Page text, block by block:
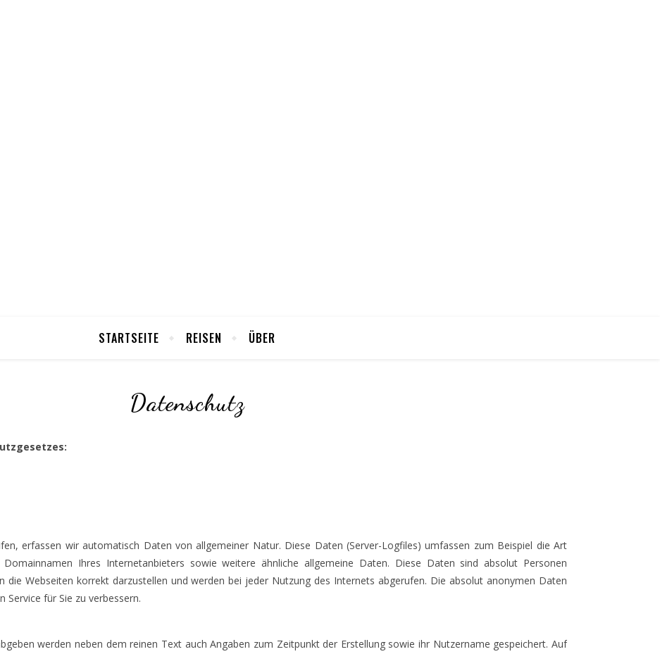
STARTSEITE REISEN ÜBER
Datenschutz
erfassen wir automatisch Daten von allgemeiner Natur. Diese Daten (Server-Logfiles) umfassen zum Beispiel die Art
Ihres Internetanbieters sowie weitere ähnliche allgemeine Daten. Diese Daten sind absolut Personen
die Webseiten korrekt darzustellen und werden bei jeder Nutzung des Internets abgerufen. Die absolut anonymen Daten
für Sie zu verbessern.
werden neben dem reinen Text auch Angaben zum Zeitpunkt der Erstellung sowie ihr Nutzername gespeichert. Auf